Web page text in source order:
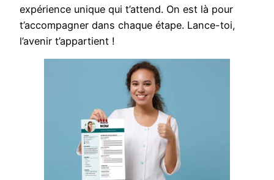
expérience unique qui t’attend. On est là pour
t’accompagner dans chaque étape. Lance-toi,
l’avenir t’appartient !